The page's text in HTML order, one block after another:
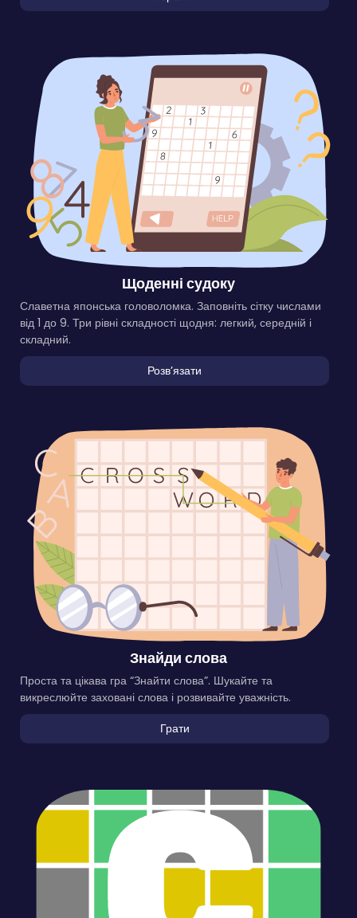
Щоденні судоку
Славетна японська головоломка. Заповніть сітку числами
від 1 до 9. Три рівні складності щодня: легкий, середній і
складний.
Розвʼязати
Знайди слова
Проста та цікава гра “Знайти слова”. Шукайте та
викреслюйте заховані слова і розвивайте уважність.
Грати